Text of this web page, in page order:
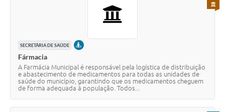
SECRETÁRIA DE SAÚDE PRESENCIAL
Fármacia
A Farmácia Municipal é responsável pela logística de distribuição
e abastecimento de medicamentos para todas as unidades de
saúde do município, garantindo que os medicamentos cheguem
de forma adequada à população. Todos...
PARA